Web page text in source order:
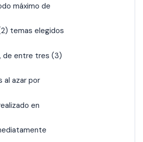
máximo de
temas elegidos
de entre tres (3)
al azar por
en